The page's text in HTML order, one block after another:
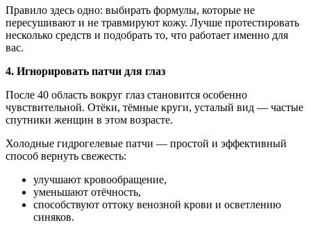
Правило здесь одно: выбирать формулы, которые не
пересушивают и не травмируют кожу. Лучше протестировать
несколько средств и подобрать то, что работает именно для
вас.
4. Игнорировать патчи для глаз
После 40 область вокруг глаз становится особенно
чувствительной. Отёки, тёмные круги, усталый вид — частые
спутники женщин в этом возрасте.
Холодные гидрогелевые патчи — простой и эффективный
способ вернуть свежесть:
улучшают кровообращение,
уменьшают отёчность,
способствуют оттоку венозной крови и осветлению
синяков.